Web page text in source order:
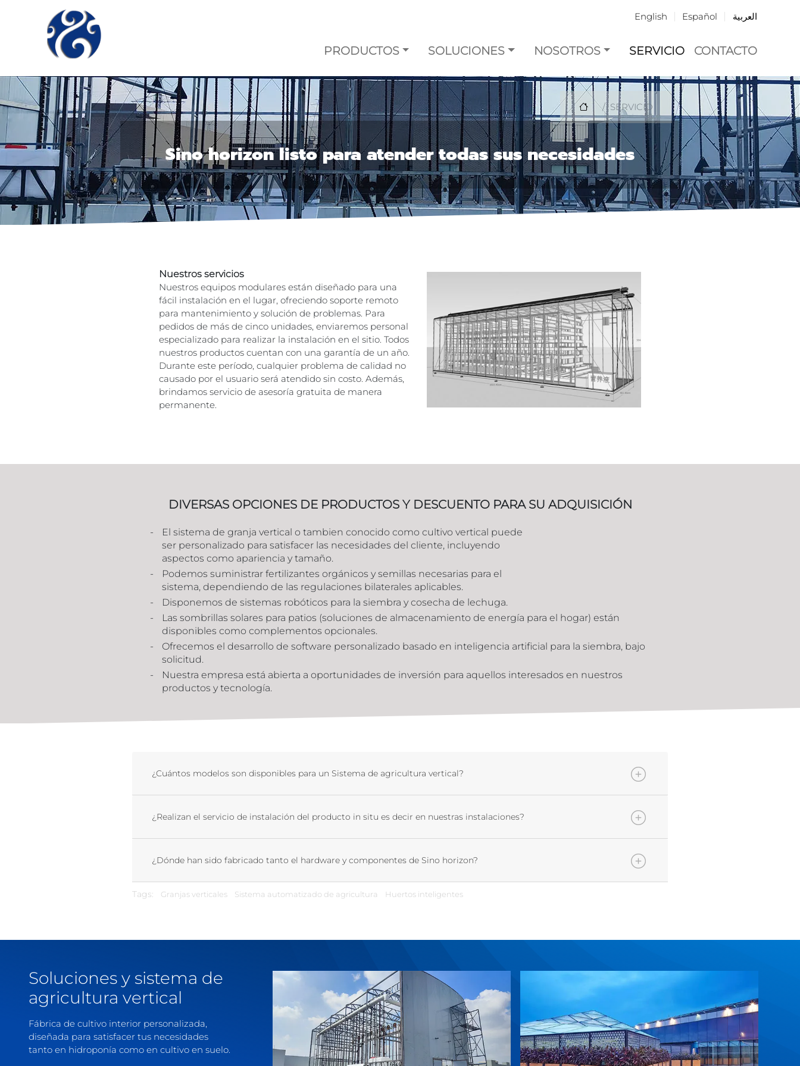
English Español العربية
PRODUCTOS SOLUCIONES NOSOTROS SERVICIO CONTACTO
Sino horizon listo para atender todas sus necesidades
SERVICIO
Nuestros servicios
Nuestros equipos modulares están diseñado para una
fácil instalación en el lugar, ofreciendo soporte remoto
para mantenimiento y solución de problemas. Para
pedidos de más de cinco unidades, enviaremos personal
especializado para realizar la instalación en el sitio. Todos
nuestros productos cuentan con una garantía de un año.
Durante este período, cualquier problema de calidad no
causado por el usuario será atendido sin costo. Además,
brindamos servicio de asesoría gratuita de manera
permanente.
DIVERSAS OPCIONES DE PRODUCTOS Y DESCUENTO PARA SU ADQUISICIÓN
El sistema de granja vertical o tambien conocido como cultivo vertical puede
ser personalizado para satisfacer las necesidades del cliente, incluyendo
aspectos como apariencia y tamaño.
Podemos suministrar fertilizantes orgánicos y semillas necesarias para el
sistema, dependiendo de las regulaciones bilaterales aplicables.
Disponemos de sistemas robóticos para la siembra y cosecha de lechuga.
Las sombrillas solares para patios (soluciones de almacenamiento de energía para el hogar) están
disponibles como complementos opcionales.
Ofrecemos el desarrollo de software personalizado basado en inteligencia artificial para la siembra, bajo
solicitud.
Nuestra empresa está abierta a oportunidades de inversión para aquellos interesados en nuestros
productos y tecnología.
¿Cuántos modelos son disponibles para un Sistema de agricultura vertical?
¿Realizan el servicio de instalación del producto in situ es decir en nuestras instalaciones?
¿Dónde han sido fabricado tanto el hardware y componentes de Sino horizon?
Tags: Granjas verticales Sistema automatizado de agricultura Huertos inteligentes
Soluciones y sistema de
agricultura vertical
Fábrica de cultivo interior personalizada,
diseñada para satisfacer tus necesidades
tanto en hidroponía como en cultivo en suelo.